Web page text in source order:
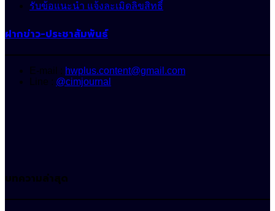
รับข้อแนะนำ แจ้งละเมิดลิขสิทธิ์
ฝากข่าว-ประชาสัมพันธ์
E-mail : hwplus.content@gmail.com
Line : @cimjournal
บทความล่าสุด